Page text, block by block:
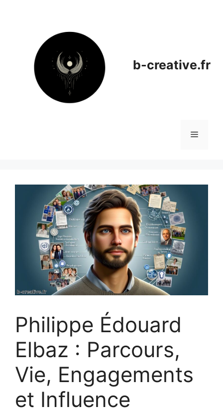
b-creative.fr
Menu
Philippe Édouard
Elbaz : Parcours,
Vie, Engagements
et Influence